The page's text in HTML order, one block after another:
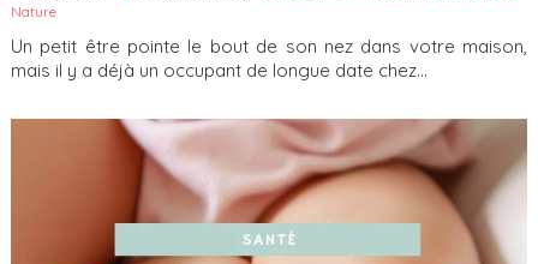
Nature
Un petit être pointe le bout de son nez dans votre maison,
mais il y a déjà un occupant de longue date chez...